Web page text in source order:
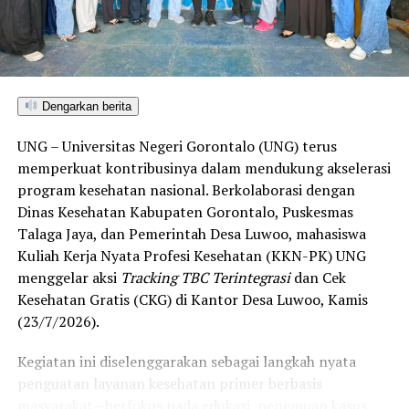
satu-satunya daerah di wilayah tersebut yang
menembus kategori “Unggul”. Sementara kabupaten lain
di Gorontalo masih berada pada kategori “Berkembang”
tertinggi di kawasan SulutGo sebagaimana dipaparkan
dalam Rakorwil TPAKD,” ungkap Wawali Indra Gobel
usai kegiatan.
Indra menambahkan, skor IKAD ini membuktikan bahwa
tingkat keterjangkauan, pemanfaatan, serta inklusivitas
layanan keuangan bagi masyarakat di Kota Gorontalo
berada di posisi terdepan.
menjadi indikator kuat atas keberhasilan pemerintah
daerah dalam mendorong masyarakat agar makin
Dengarkan berita
UNG – Universitas Negeri Gorontalo (UNG) terus
memperkuat kontribusinya dalam mendukung akselerasi
program kesehatan nasional. Berkolaborasi dengan
Dinas Kesehatan Kabupaten Gorontalo, Puskesmas
Talaga Jaya, dan Pemerintah Desa Luwoo, mahasiswa
Kuliah Kerja Nyata Profesi Kesehatan (KKN-PK) UNG
menggelar aksi Tracking TBC Terintegrasidan Cek
Kesehatan Gratis (CKG) di Kantor Desa Luwoo, Kamis
(23/7/2026).
Kegiatan ini diselenggarakan sebagai langkah nyata
penguatan layanan kesehatan primer berbasis